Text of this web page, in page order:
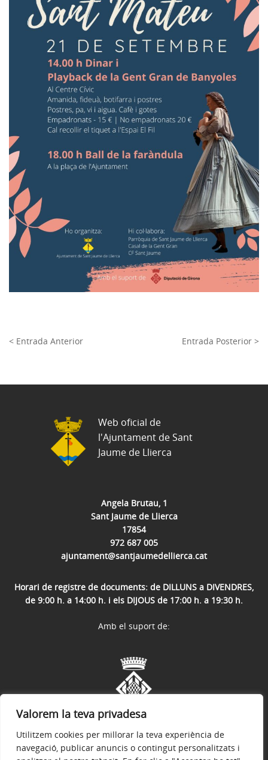
Valorem la teva privadesa
Utilitzem cookies per millorar la teva experiència de
navegació, publicar anuncis o contingut personalitzats i
< Entrada Anterior Entrada Posterior >
Angela Brutau, 1
Sant Jaume de Llierca
17854
972 687 005
ajuntament@santjaumedellierca.cat
Horari de registre de documents: de DILLUNS a DIVENDRES,
de 9:00 h. a 14:00 h. i els DIJOUS de 17:00 h. a 19:30 h.
Web oficial de
l'Ajuntament de Sant
Jaume de Llierca
Amb el suport de: